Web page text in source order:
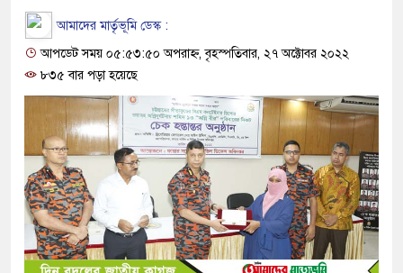
আমাদের মার্তৃভূমি ডেস্ক :
আপডেট সময় ০৫:৫৩:৫০ অপরাহ্ন, বৃহস্পতিবার, ২৭ অক্টোবর ২০২২
৮৩৫ বার পড়া হয়েছে